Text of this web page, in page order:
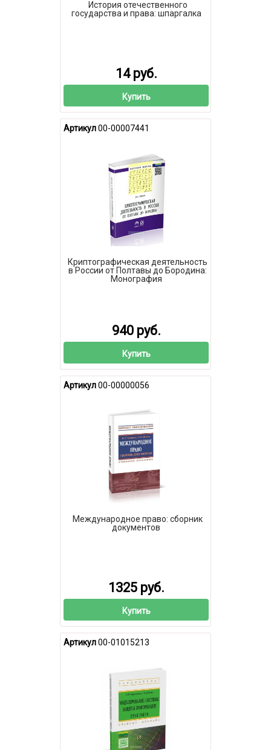
История отечественного
государства и права: шпаргалка
14 руб.
Купить
Артикул00-00007441
Криптографическая деятельность
в России от Полтавы до Бородина:
Монография
940 руб.
Купить
Артикул00-00000056
Международное право: сборник
документов
1325 руб.
Купить
Артикул00-01015213